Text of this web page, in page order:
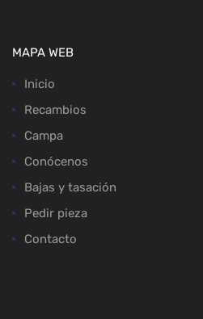
MAPA WEB
Inicio
Recambios
Campa
Conócenos
Bajas y tasación
Pedir pieza
Contacto